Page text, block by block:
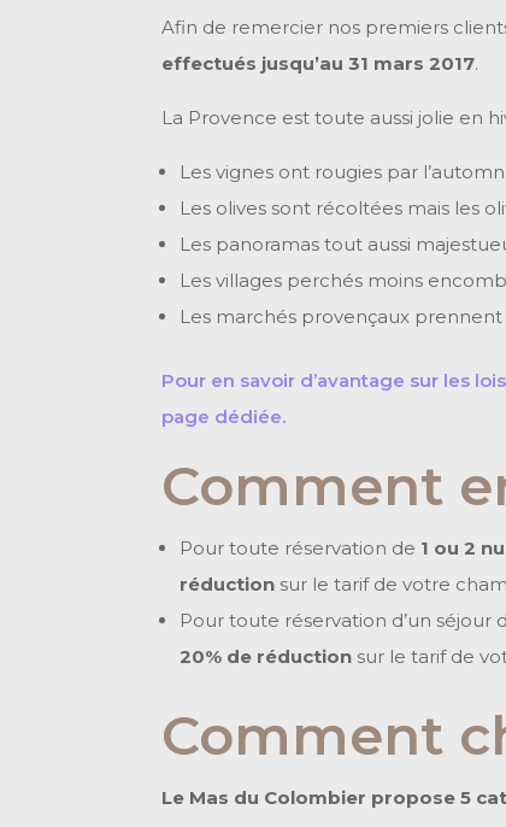
Afin de remercier nos premiers
effectués jusqu’au 31 mars 2017.
La Provence est toute aussi jolie en
Les vignes ont rougies par
Les olives sont récoltées mais les
Les panoramas tout aussi
Les villages perchés moins
Les marchés provençaux
Pour en savoir d’avantage sur les
page dédiée.
Comment
Pour toute réservation de 1 ou 2
réduction sur le tarif de votre
Pour toute réservation d’un séjour
20% de réduction sur le tarif de
Comment
Le Mas du Colombier propose 5